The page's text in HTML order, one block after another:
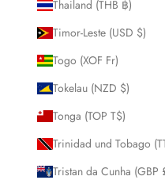
Thailand (THB ฿)
Timor-Leste (USD $)
Togo (XOF Fr)
Tokelau (NZD $)
Tonga (TOP T$)
Trinidad und Tobago
Tristan da Cunha (GBP